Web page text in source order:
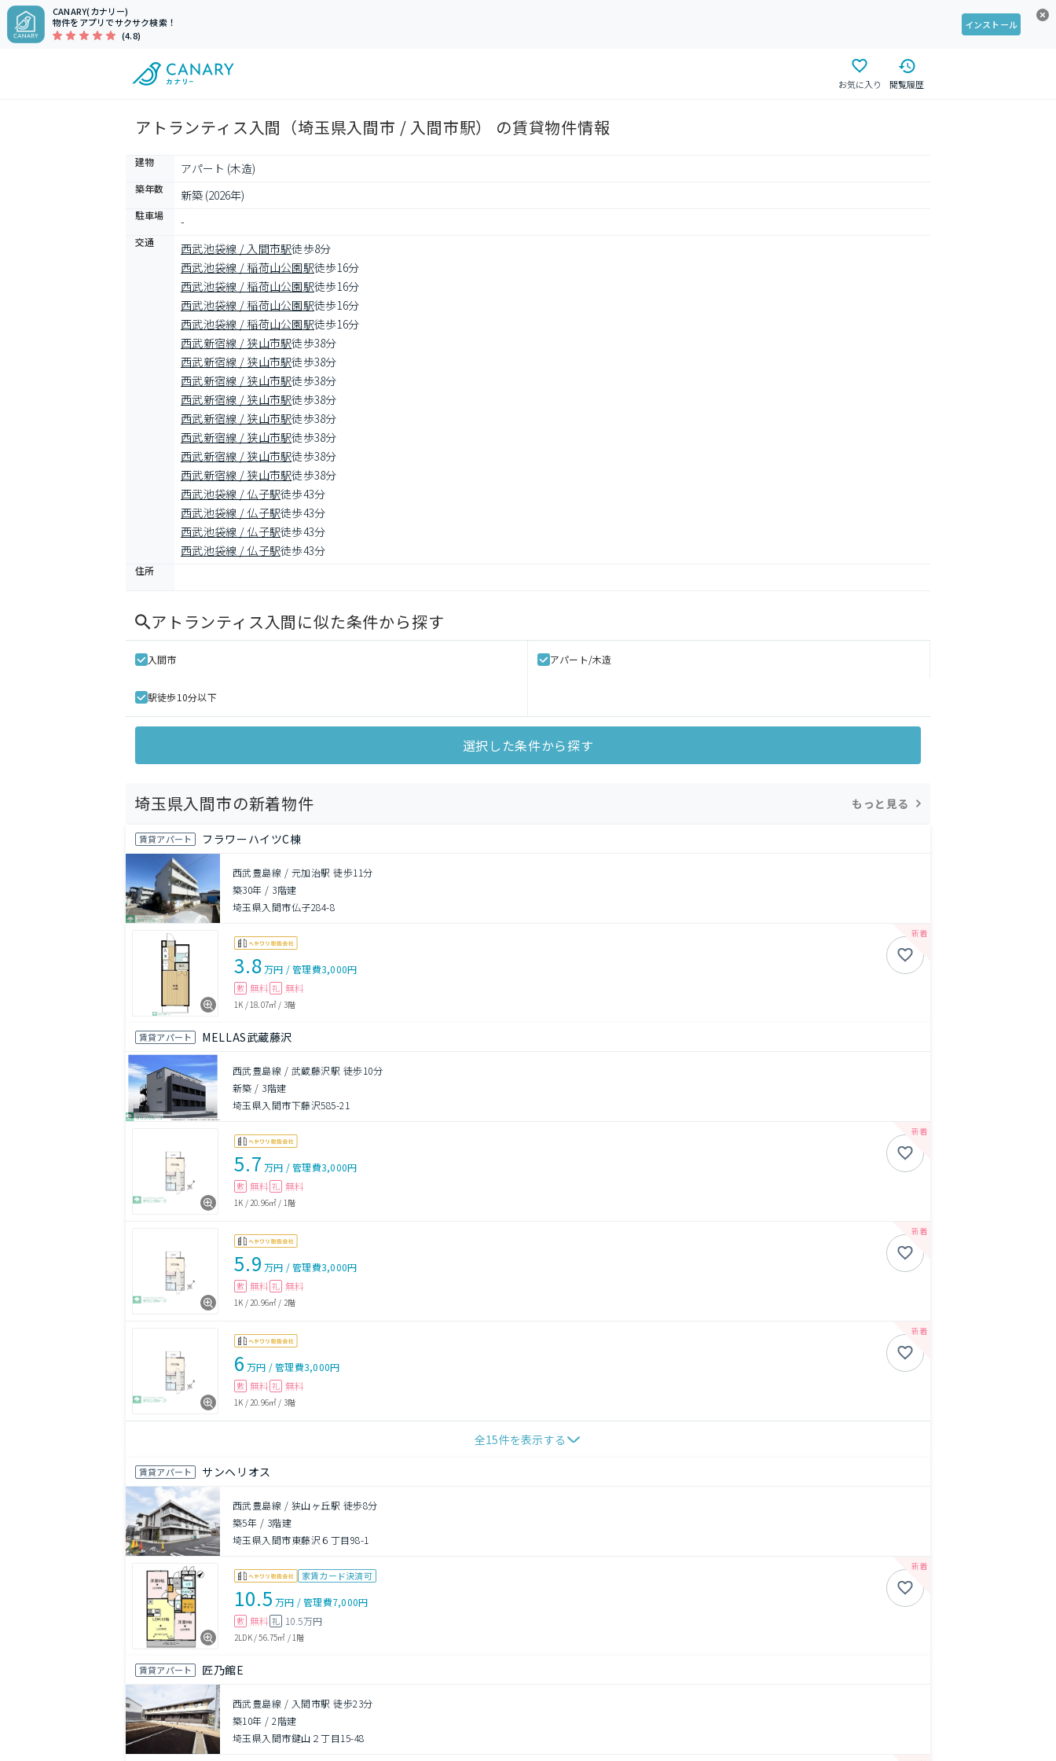
CANARY(カナリー)
物件をアプリでサクサク検索！
(4.8)
インストール
お気に入り 閲覧履歴
アトランティス入間（埼玉県入間市 / 入間市駅） の賃貸物件情報
建物 アパート (木造)
築年数 新築 (2026年)
駐車場 -
交通 西武池袋線 / 入間市駅徒歩8分
西武池袋線 / 稲荷山公園駅徒歩16分
西武池袋線 / 稲荷山公園駅徒歩16分
西武池袋線 / 稲荷山公園駅徒歩16分
西武池袋線 / 稲荷山公園駅徒歩16分
西武新宿線 / 狭山市駅徒歩38分
西武新宿線 / 狭山市駅徒歩38分
西武新宿線 / 狭山市駅徒歩38分
西武新宿線 / 狭山市駅徒歩38分
西武新宿線 / 狭山市駅徒歩38分
西武新宿線 / 狭山市駅徒歩38分
西武新宿線 / 狭山市駅徒歩38分
西武新宿線 / 狭山市駅徒歩38分
西武池袋線 / 仏子駅徒歩43分
西武池袋線 / 仏子駅徒歩43分
西武池袋線 / 仏子駅徒歩43分
西武池袋線 / 仏子駅徒歩43分
住所
アトランティス入間に似た条件から探す
入間市 アパート/木造
駅徒歩10分以下
選択した条件から探す
埼玉県入間市の新着物件 もっと見る
賃貸アパート フラワーハイツC棟
西武豊島線 / 元加治駅 徒歩11分
築30年 / 3階建
埼玉県入間市仏子284-8
3.8万円 /管理費3,000円
敷 無料 礼 無料
1K /18.07㎡ / 3階
賃貸アパート MELLAS武蔵藤沢
西武豊島線 / 武蔵藤沢駅 徒歩10分
新築 / 3階建
埼玉県入間市下藤沢585-21
5.7 万円 /管理費3,000円
敷 無料 礼 無料
1K /20.96㎡ / 1階
5.9 万円 /管理費3,000円
敷 無料 礼 無料
1K /20.96㎡ / 2階
6 万円 /管理費3,000円
敷 無料 礼 無料
1K /20.96㎡ / 3階
全15件を表示する
賃貸アパート サンヘリオス
西武豊島線 / 狭山ヶ丘駅 徒歩8分
築5年 / 3階建
埼玉県入間市東藤沢６丁目98-1
家賃カード決済可
10.5 万円 /管理費7,000円
敷 無料 礼 10.5万円
2LDK/56.75㎡ /1階
賃貸アパート 匠乃館E
西武豊島線 / 入間市駅 徒歩23分
築10年 /2階建
埼玉県入間市鍵山２丁目15-48